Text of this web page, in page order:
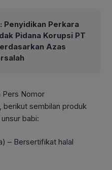
Penyidikan Perkara
Pidana Korupsi PT
Azas
Pers Nomor
berikut sembilan produk
babi:
– Bersertifikat halal